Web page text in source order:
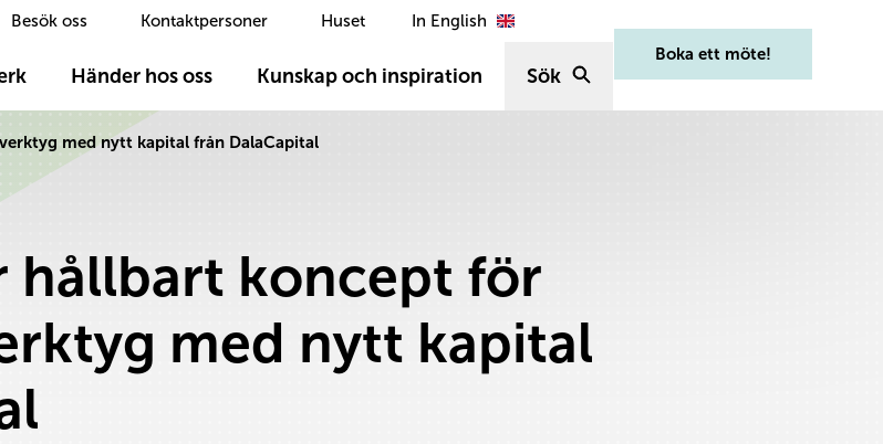
Besök oss Kontaktpersoner Huset In English
Händer hos oss Kunskap och inspiration Sök
Boka ett möte!
med nytt kapital från DalaCapital
hållbart koncept för
med nytt kapital